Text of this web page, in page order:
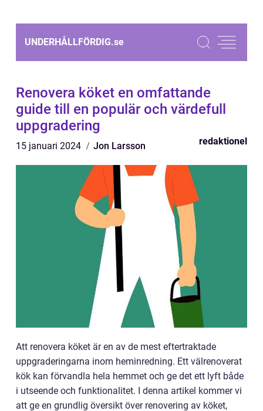
UNDERHÅLLFÖRDIG.se
Renovera köket en omfattande
guide till en populär och värdefull
uppgradering
15 januari 2024 Jon Larsson redaktionel
Att renovera köket är en av de mest eftertraktade
uppgraderingarna inom heminredning. Ett välrenoverat
kök kan förvandla hela hemmet och ge det ett lyft både
i utseende och funktionalitet. I denna artikel kommer vi
att ge en grundlig översikt över renovering av köket,